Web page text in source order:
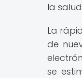
la
La
de
se